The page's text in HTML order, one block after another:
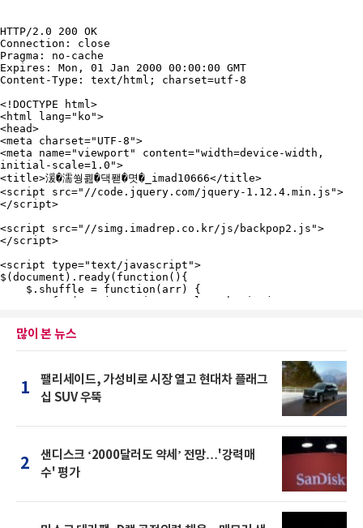
많이 본 뉴스
1
팰리세이드, 가성비로 시장 열고 현대차 플래그
십 SUV 우뚝
2
샌디스크 ‘2000달러도 약세’ 전망…'강력매
수' 평가